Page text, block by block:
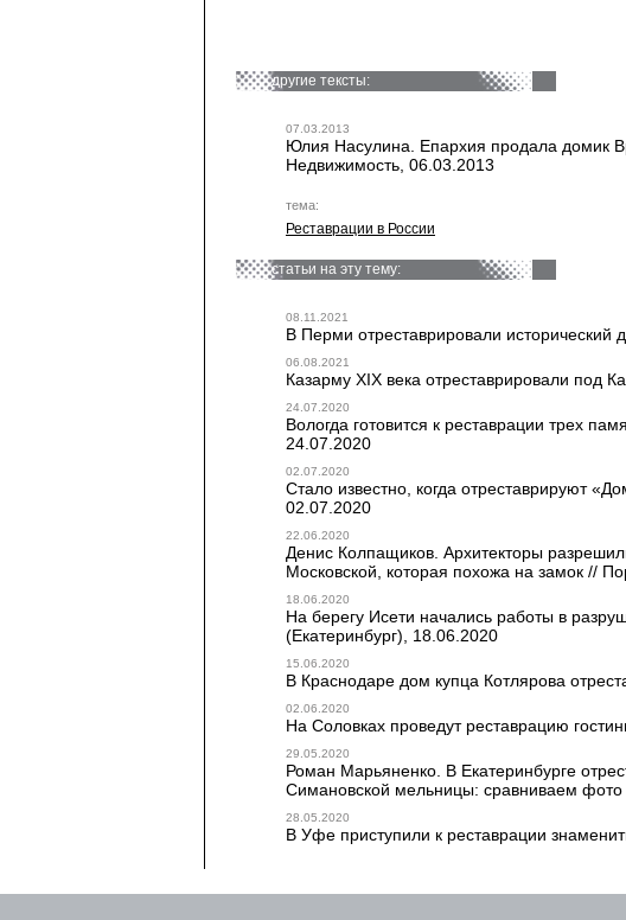
другие тексты:
07.03.2013
Юлия Насулина. Епархия продала домик
Недвижимость, 06.03.2013
тема:
Реставрации в России
статьи на эту тему:
08.11.2021
В Перми отреставрировали исторический
06.08.2021
Казарму XIX века отреставрировали под
24.07.2020
Вологда готовится к реставрации трех
24.07.2020
02.07.2020
Стало известно, когда отреставрируют
02.07.2020
22.06.2020
Денис Колпащиков. Архитекторы
Московской, которая похожа на замок //
18.06.2020
На берегу Исети начались работы в
(Екатеринбург), 18.06.2020
15.06.2020
В Краснодаре дом купца Котлярова
02.06.2020
На Соловках проведут реставрацию
29.05.2020
Роман Марьяненко. В Екатеринбурге
Симановской мельницы: сравниваем
28.05.2020
В Уфе приступили к реставрации